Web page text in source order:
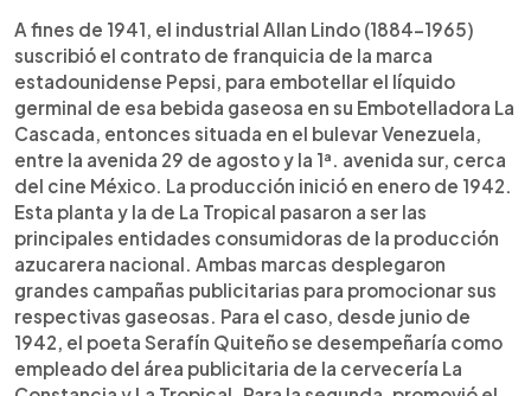
A fines de 1941, el industrial Allan Lindo (1884-1965)
suscribió el contrato de franquicia de la marca
estadounidense Pepsi, para embotellar el líquido
germinal de esa bebida gaseosa en su Embotelladora La
Cascada, entonces situada en el bulevar Venezuela,
entre la avenida 29 de agosto y la 1ª. avenida sur, cerca
del cine México. La producción inició en enero de 1942.
Esta planta y la de La Tropical pasaron a ser las
principales entidades consumidoras de la producción
azucarera nacional. Ambas marcas desplegaron
grandes campañas publicitarias para promocionar sus
respectivas gaseosas. Para el caso, desde junio de
1942, el poeta Serafín Quiteño se desempeñaría como
empleado del área publicitaria de la cervecería La